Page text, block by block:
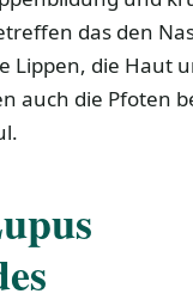
das den
Lippen, die Haut
auch die Pfoten